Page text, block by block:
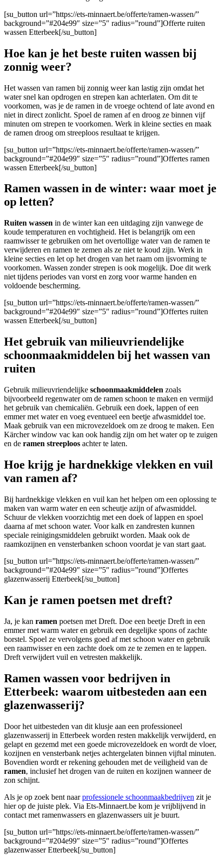
[su_button url=”https://ets-minnaert.be/offerte/ramen-wassen/”
background=”#204e99″ size=”5″ radius=”round”]Offerte ruiten
wassen Etterbeek[/su_button]
Hoe kan je het beste ruiten wassen bij
zonnig weer?
Het wassen van ramen bij zonnig weer kan lastig zijn omdat het
water snel kan opdrogen en strepen kan achterlaten. Om dit te
voorkomen, was je de ramen in de vroege ochtend of late avond en
niet in direct zonlicht. Spoel de ramen af en droog ze binnen vijf
minuten om strepen te voorkomen. Werk in kleine secties en maak
de ramen droog om streeploos resultaat te krijgen.
[su_button url=”https://ets-minnaert.be/offerte/ramen-wassen/”
background=”#204e99″ size=”5″ radius=”round”]Offertes ramen
wassen Etterbeek[/su_button]
Ramen wassen in de winter: waar moet je
op letten?
Ruiten wassen in de winter kan een uitdaging zijn vanwege de
koude temperaturen en vochtigheid. Het is belangrijk om een
raamwisser te gebruiken om het overtollige water van de ramen te
verwijderen en ramen te zemen als ze niet te koud zijn. Werk in
kleine secties en let op het drogen van het raam om ijsvorming te
voorkomen. Wassen zonder strepen is ook mogelijk. Doe dit werk
niet tijdens periodes van vorst en zorg voor warme handen en
voldoende bescherming.
[su_button url=”https://ets-minnaert.be/offerte/ramen-wassen/”
background=”#204e99″ size=”5″ radius=”round”]Offertes ruiten
wassen Etterbeek[/su_button]
Het gebruik van milieuvriendelijke
schoonmaakmiddelen bij het wassen van
ruiten
Gebruik milieuvriendelijke schoonmaakmiddelen zoals
bijvoorbeeld regenwater om de ramen schoon te maken en vermijd
het gebruik van chemicaliën. Gebruik een doek, lappen of een
emmer met water en voeg eventueel een beetje afwasmiddel toe.
Maak gebruik van een microvezeldoek om ze droog te maken. Een
Kärcher window vac kan ook handig zijn om het water op te zuigen
en de ramen streeploos achter te laten.
Hoe krijg je hardnekkige vlekken en vuil
van ramen af?
Bij hardnekkige vlekken en vuil kan het helpen om een oplossing te
maken van warm water en een scheutje azijn of afwasmiddel.
Schuur de vlekken voorzichtig met een doek of lappen en spoel
daarna af met schoon water. Voor kalk en zandresten kunnen
speciale reinigingsmiddelen gebruikt worden. Maak ook de
raamkozijnen en vensterbanken schoon voordat je van start gaat.
[su_button url=”https://ets-minnaert.be/offerte/ramen-wassen/”
background=”#204e99″ size=”5″ radius=”round”]Offertes
glazenwasserij Etterbeek[/su_button]
Kan je ramen poetsen met dreft?
Ja, je kan ramen poetsen met Dreft. Doe een beetje Dreft in een
emmer met warm water en gebruik een degelijke spons of zachte
borstel. Spoel ze vervolgens goed af met schoon water en gebruik
een raamwisser en een zachte doek om ze te zemen en te lappen.
Dreft verwijdert vuil en vetresten makkelijk.
Ramen wassen voor bedrijven in
Etterbeek: waarom uitbesteden aan een
glazenwasserij?
Door het uitbesteden van dit klusje aan een professioneel
glazenwasserij in Etterbeek worden resten makkelijk verwijderd, en
gelapt en gezemd met een goede microvezeldoek en wordt de vloer,
kozijnen en vensterbank netjes achtergelaten binnen vijftal minuten.
Bovendien wordt er rekening gehouden met de veiligheid van de
ramen, inclusief het drogen van de ruiten en kozijnen wanneer de
zon schijnt.
Als je op zoek bent naarprofessionele schoonmaakbedrijven zit je
hier op de juiste plek. Via Ets-Minnaert.be kom je vrijblijvend in
contact met ramenwassers en glazenwassers uit je buurt.
[su_button url=”https://ets-minnaert.be/offerte/ramen-wassen/”
background=”#204e99″ size=”5″ radius=”round”]Offertes
glazenwasser Etterbeek[/su_button]